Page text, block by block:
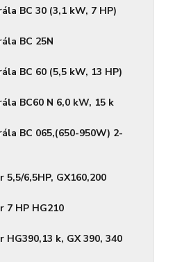
BC 30 (3,1 kW, 7 HP)
BC 25N
BC 60 (5,5 kW, 13 HP)
BC60 N 6,0 kW, 15 k
BC 065,(650-950W) 2-
5,5/6,5HP, GX160,200
7 HP HG210
HG390,13 k, GX 390, 340